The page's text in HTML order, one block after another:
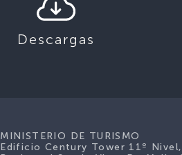
Descargas
MINISTERIO DE TURISMO
Edificio Century Tower 11º Nivel,